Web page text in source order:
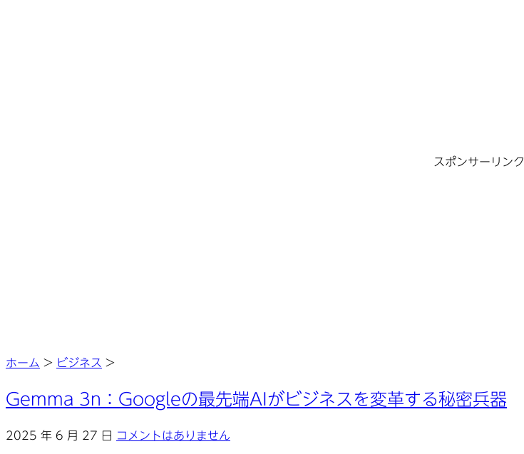
スポンサーリンク
ホーム > ビジネス >
Gemma 3n：Googleの最先端AIがビジネスを変革する秘密兵器
2025 年 6 月 27 日 コメントはありません